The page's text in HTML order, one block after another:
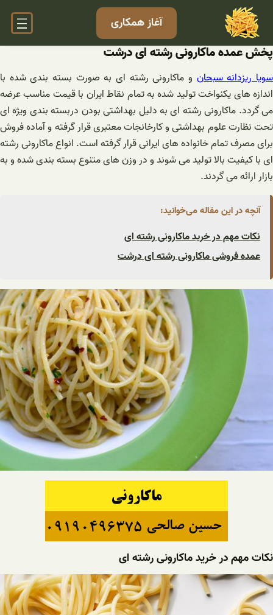
محتوا
آغاز همکاری
پخش عمده ماکارونی رشته ای درشت
سویا ریزدانه سبحان و ماکارونی رشته ای به صورت بسته بندی شده با
اندازه های یکنواخت تولید شده به تمام نقاط ایران با قیمت مناسب عرضه
می گردد. ماکارونی رشته ای به دلیل بهداشتی بودن دربسته بندی ویژه ای
تحت نظارت علوم بهداشتی و کارخانجات معتبری قرار گرفته و آماده فروش
برای مصرف تمام خانواده های ایرانی قرار گرفته است. انواع ماکارونی رشته
ای با کیفیت بالا تولید می شوند و در وزن های متنوع بسته بندی شده و به
بازار ارائه می گردند.
آنچه در این مقاله می‌خوانید:
نکات مهم در خرید ماکارونی رشته ای
عمده فروشی ماکارونی رشته ای درشت
نکات مهم در خرید ماکارونی رشته ای